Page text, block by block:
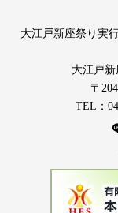
大江戸新座祭り実
大江戸
〒
TEL：